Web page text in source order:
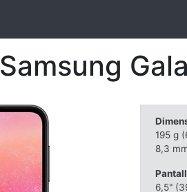
Samsung
195 g
8,3
6,5"